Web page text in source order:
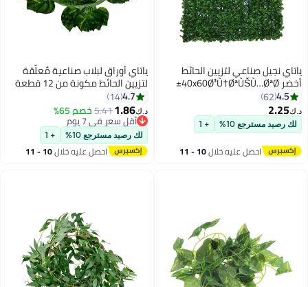
ياتاي نجيل صناعي لتزيين الحائط
أخضر 40x60Ø³Ù†ØªÙŠÙ…ØªØ±
4.5
62
د.ك‏2.25
لك رصيد مسترجع 10% + 1
احصل عليه خلال 10 - 11
ياتاي أوراق لبلاب صناعية مٌعلّقة
لتزيين الحائط مكونة من 12 قطعة
أخضر 2.3متر
4.7
14
د.ك‏1.86
5.41خصم 65%
أقل سعر في 7 يوم
أقل سعر في 7 يوم
لك رصيد مسترجع 10% + 1
احصل عليه خلال 10 - 11